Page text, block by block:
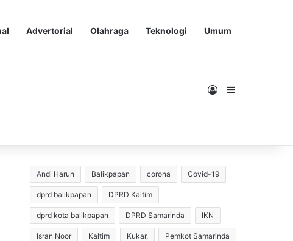
Advertorial Olahraga Teknologi Umum
MasukSidebar
Andi Harun Balikpapan corona Covid-19
dprd balikpapan DPRD Kaltim
dprd kota balikpapan DPRD Samarinda IKN
Isran Noor Kaltim Kukar, Pemkot Samarinda